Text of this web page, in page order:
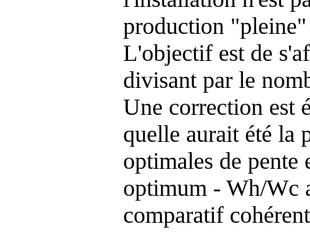
production "pleine"
L'objectif est de
divisant par le
Une correction est
quelle aurait été la
optimales de
optimum - Wh/Wc
comparatif